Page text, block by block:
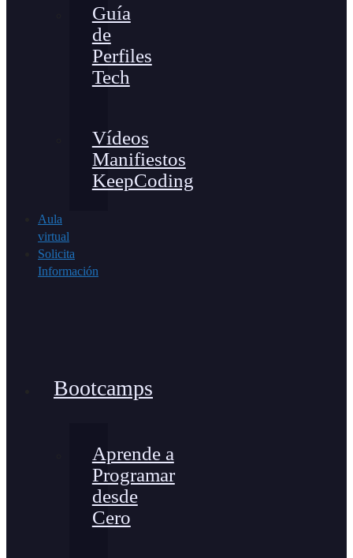
Guía
de
Perfiles
Tech
Vídeos
Manifiestos
KeepCoding
Aula
virtual
Solicita
Información
Bootcamps
Aprende a
Programar
desde
Cero